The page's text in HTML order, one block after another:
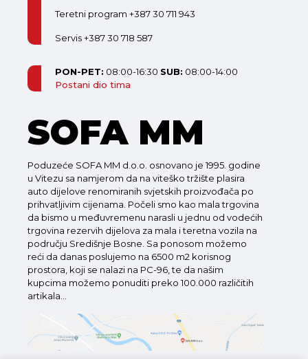
Teretni program +387 30 711 943
Servis +387 30 718 587
PON-PET: 08:00-16:30 SUB: 08:00-14:00
Postani dio tima
SOFA MM
Poduzeće SOFA MM d.o.o. osnovano je 1995. godine
u Vitezu sa namjerom da na viteško tržište plasira
auto dijelove renomiranih svjetskih proizvođača po
prihvatljivim cijenama. Počeli smo kao mala trgovina
da bismo u međuvremenu narasli u jednu od vodećih
trgovina rezervih dijelova za mala i teretna vozila na
području Središnje Bosne. Sa ponosom možemo
reći da danas poslujemo na 6500 m2 korisnog
prostora, koji se nalazi na PC-96, te da našim
kupcima možemo ponuditi preko 100.000 različitih
artikala...